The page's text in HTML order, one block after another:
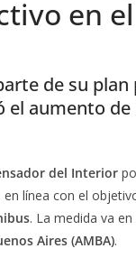
en
de su plan
aumento de
del Interior
línea con el
. La medida va
Aires (AMBA).